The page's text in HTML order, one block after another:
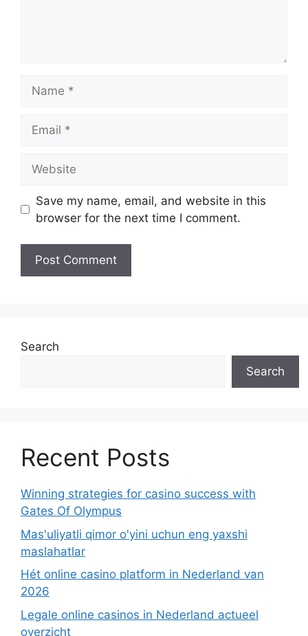
Save my name, email, and website in this
browser for the next time I comment.
Search
Search
Recent Posts
Winning strategies for casino success with
Gates Of Olympus
Mas'uliyatli qimor o'yini uchun eng yaxshi
maslahatlar
Hét online casino platform in Nederland van
2026
Legale online casinos in Nederland actueel
overzicht